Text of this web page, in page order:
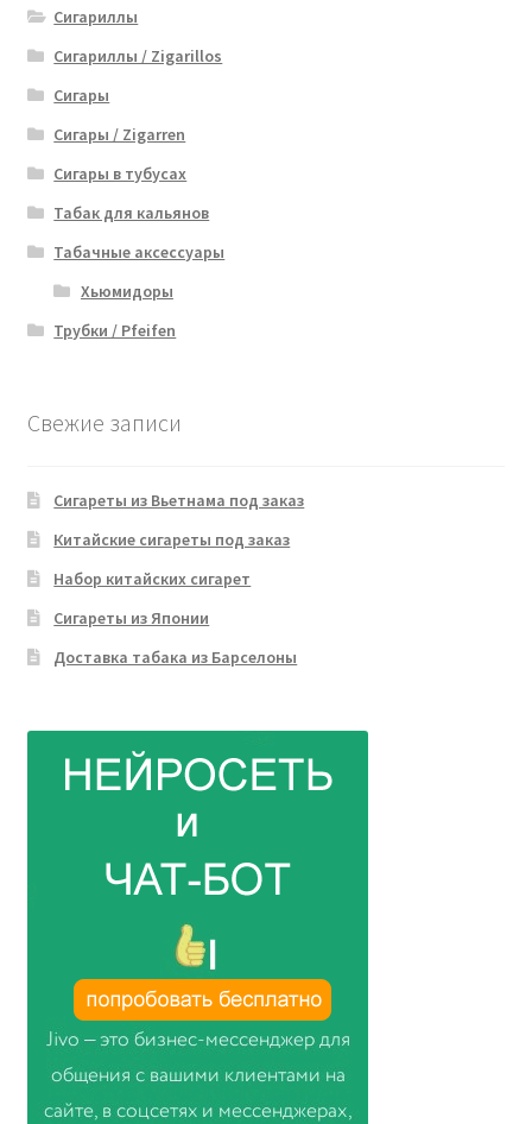
Сигариллы
Сигариллы / Zigarillos
Сигары
Сигары / Zigarren
Сигары в тубусах
Табак для кальянов
Табачные аксессуары
Хьюмидоры
Трубки / Pfeifen
Свежие записи
Сигареты из Вьетнама под заказ
Китайские сигареты под заказ
Набор китайских сигарет
Сигареты из Японии
Доставка табака из Барселоны